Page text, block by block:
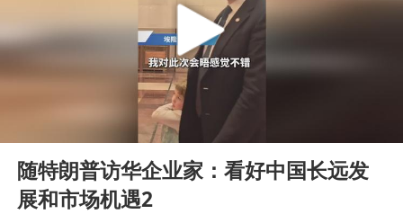
Play
随特朗普访华企业家：看好中国长远发
展和市场机遇2